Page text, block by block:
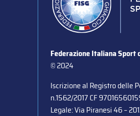
Federazione Italiana Sport
© 2024
Iscrizione al Registro delle
n.1562/2017 CF
Legale: Via Piranesi 46 –